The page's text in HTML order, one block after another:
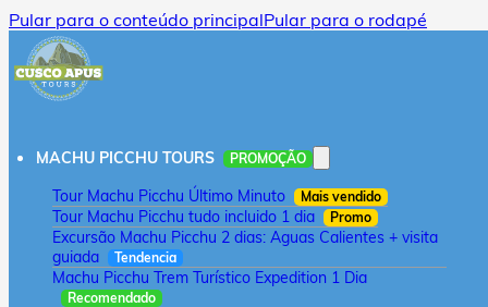
Pular para o conteúdo principalPular para o rodapé
MACHU PICCHU TOURS PROMOÇÃO
Tour Machu Picchu Último Minuto Mais vendido
Tour Machu Picchu tudo incluido 1 dia Promo
Excursão Machu Picchu 2 dias: Aguas Calientes + visita
guiada
Tendencia
Machu Picchu Trem Turístico Expedition 1 Dia
Recomendado